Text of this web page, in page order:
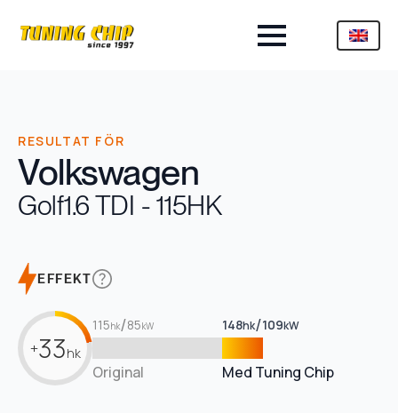
RESULTAT FÖR
Volkswagen
Golf1.6 TDI - 115HK
EFFEKT
+33hk
115hk/85kW 148hk/109kW
Original Med Tuning Chip